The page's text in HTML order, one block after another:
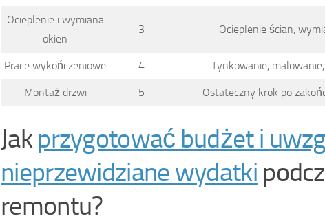
Ocieplenie i wymiana
okien
3 Ocieplenie ścian,
Prace wykończeniowe 4 Tynkowanie,
Montaż drzwi 5 Ostateczny krok po
Jakprzygotować budżet i
nieprzewidziane wydatki
remontu?